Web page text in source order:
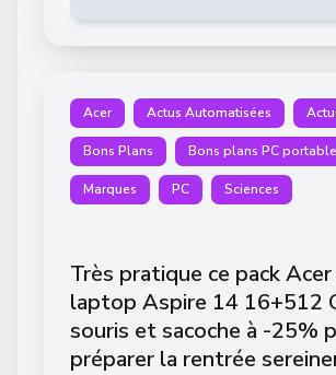
Acer Actus Automatisées
Bons Plans Bons plans PC
Marques PC Sciences
Très pratique ce pack Acer
laptop Aspire 14 16+512
souris et sacoche à -25%
préparer la rentrée